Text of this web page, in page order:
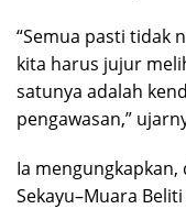
“Semua pasti tidak
kita harus jujur
satunya adalah
pengawasan,”
Ia
Sekayu–Muara